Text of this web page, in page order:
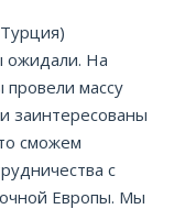
ожидали. На
массу
заинтересованы
сможем
с
Европы. Мы